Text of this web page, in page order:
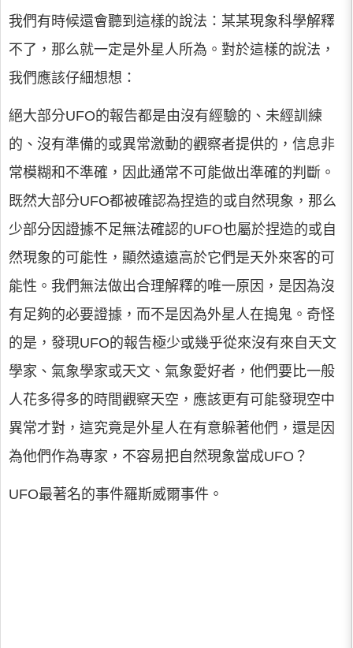
我們有時候還會聽到這樣的說法：某某現象科學解釋
不了，那么就一定是外星人所為。對於這樣的說法，
我們應該仔細想想：
絕大部分UFO的報告都是由沒有經驗的、未經訓練
的、沒有準備的或異常激動的觀察者提供的，信息非
常模糊和不準確，因此通常不可能做出準確的判斷。
既然大部分UFO都被確認為捏造的或自然現象，那么
少部分因證據不足無法確認的UFO也屬於捏造的或自
然現象的可能性，顯然遠遠高於它們是天外來客的可
能性。我們無法做出合理解釋的唯一原因，是因為沒
有足夠的必要證據，而不是因為外星人在搗鬼。奇怪
的是，發現UFO的報告極少或幾乎從來沒有來自天文
學家、氣象學家或天文、氣象愛好者，他們要比一般
人花多得多的時間觀察天空，應該更有可能發現空中
異常才對，這究竟是外星人在有意躲著他們，還是因
為他們作為專家，不容易把自然現象當成UFO？
UFO最著名的事件羅斯威爾事件。